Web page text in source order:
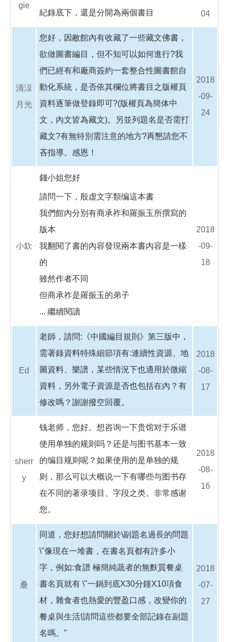
gie
紀錄底下，還是分開為兩個書目
04
清涼
月光
您好，因敝館內有收藏了一些藏文佛書，
欲做圖書編目，但不知可以如何進行?我
們已經有和廠商簽約一套整合性圖書館自
動化系統，是否依其欄位將書目之版權頁
資料逐筆做登錄即可?(版權頁為簡体中
文，內文皆為藏文)。另並列題名是否需打
藏文?有無特別需注意的地方?再懇請您不
吝指導。感恩！
2018
-09-
24
小欽
錢小姐您好
請問一下，殷虚文字類编這本書
我們館內分別有商承祚和羅振玉所撰寫的
版本
我翻閱了書的內容發現兩本書內容是一樣
的
雖然作者不同
但商承祚是羅振玉的弟子
... 繼續閱讀
2018
-09-
18
Ed
老師，請問:《中國編目規則》第三版中，
需著錄資料特殊細節項有:連續性資源、地
圖資料、樂譜，某些情況下也適用於微縮
資料，另外電子資源是否也包括在內？有
修改嗎？謝謝撥空回覆。
2018
-08-
17
sherr
y
钱老师，您好。想咨询一下贵馆对于乐谱
使用单独的规则吗？还是与图书基本一致
的编目规则呢？如果使用的是单独的规
则，那么可以大概说一下有哪些与图书存
在不同的著录项目、字段之类。非常感谢
您。
2018
-08-
16
桑
同道，您好想請問關於\副題名過長的問題
\"像現在一堆書，在書名頁都有許多小
字，例如:食譜 極簡純蔬者的無麩質餐桌
書名頁就有 \"一鍋到底X30分鐘X10項食
材，雜食者也熱愛的豐盈口感，改變你的
餐桌與生活!請問這些都要全部記錄在副題
名嗎。"
2018
-07-
27